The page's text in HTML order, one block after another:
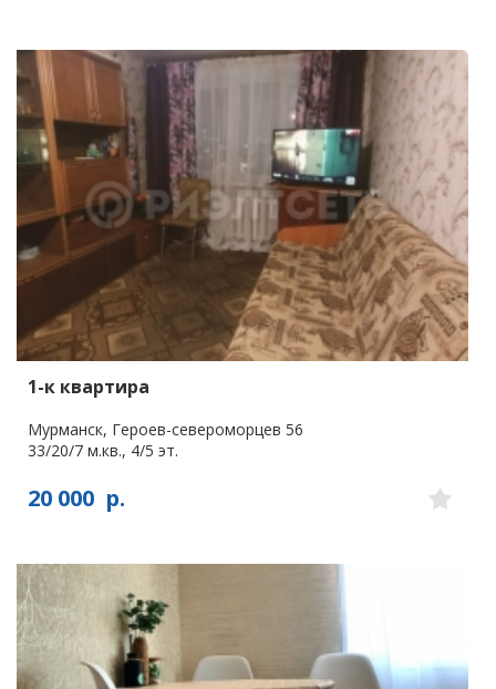
1-к квартира
Мурманск, Героев-североморцев 56
33/20/7 м.кв., 4/5 эт.
20 000 р.